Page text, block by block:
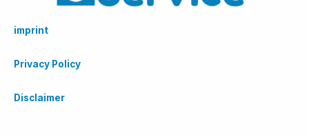
imprint
Privacy Policy
Disclaimer